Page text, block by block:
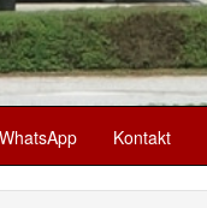
WhatsApp Kontakt